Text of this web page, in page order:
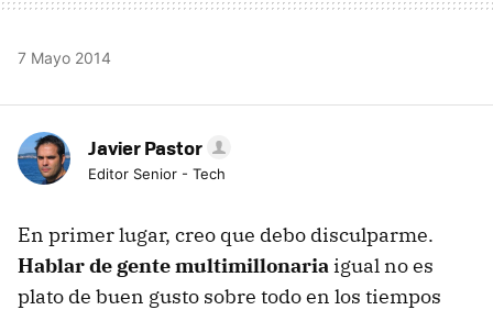
7 Mayo 2014
Javier Pastor
Editor Senior - Tech
En primer lugar, creo que debo disculparme.
Hablar de gente multimillonaria igual no es
plato de buen gusto sobre todo en los tiempos